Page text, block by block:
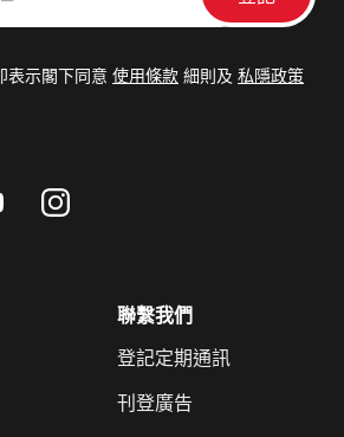
表示閣下同意 使用條款 細則及 私隱政策
聯繫我們
登記定期通訊
刊登廣告